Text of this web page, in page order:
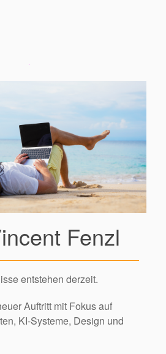
Fenzl
entstehen derzeit.
Auftritt mit Fokus auf
KI-Systeme, Design und